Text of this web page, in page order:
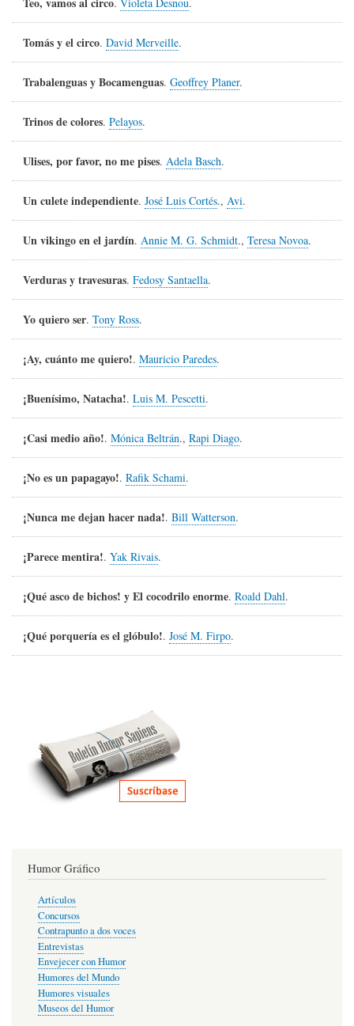
Tomás y el circo. David Merveille.
Trabalenguas y Bocamenguas. Geoffrey Planer.
Trinos de colores. Pelayos.
Ulises, por favor, no me pises. Adela Basch.
Un culete independiente. José Luis Cortés., Avi.
Un vikingo en el jardín. Annie M. G. Schmidt., Teresa Novoa.
Verduras y travesuras. Fedosy Santaella.
Yo quiero ser. Tony Ross.
¡Ay, cuánto me quiero!. Mauricio Paredes.
¡Buenísimo, Natacha!. Luis M. Pescetti.
¡Casi medio año!. Mónica Beltrán., Rapi Diago.
¡No es un papagayo!. Rafik Schami.
¡Nunca me dejan hacer nada!. Bill Watterson.
¡Parece mentira!. Yak Rivais.
¡Qué asco de bichos! y El cocodrilo enorme. Roald Dahl.
¡Qué porquería es el glóbulo!. José M. Firpo.
Humor Gráfico
Artículos
Concursos
Contrapunto a dos voces
Entrevistas
Envejecer con Humor
Humores del Mundo
Humores visuales
Museos del Humor